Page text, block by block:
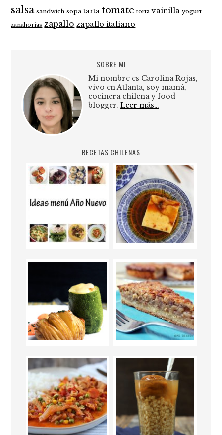
salsa sandwich sopa tarta tomate torta vainilla yogurt
zanahorias zapallo zapallo italiano
SOBRE MI
Mi nombre es Carolina Rojas,
vivo en Atlanta, soy mamá,
cocinera chilena y food
blogger. Leer más…
RECETAS CHILENAS